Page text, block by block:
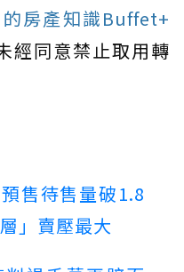
房產知識Buffet+
經同意禁止取用轉
售待售量破1.8
」賣壓最大